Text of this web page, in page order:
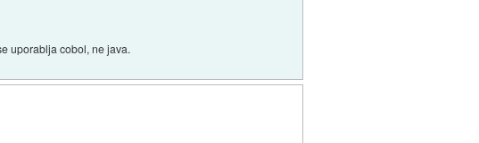
uporablja cobol, ne java.